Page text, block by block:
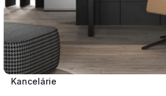
Kancelárie